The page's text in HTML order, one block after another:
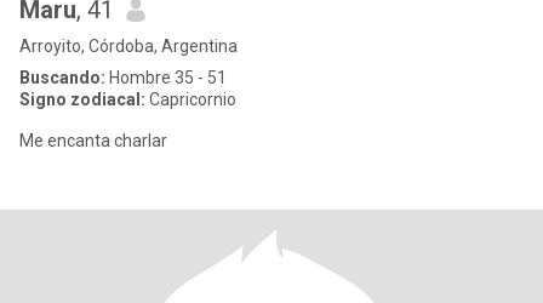
Maru, 41
Arroyito, Córdoba, Argentina
Buscando: Hombre 35 - 51
Signo zodiacal: Capricornio
Me encanta charlar